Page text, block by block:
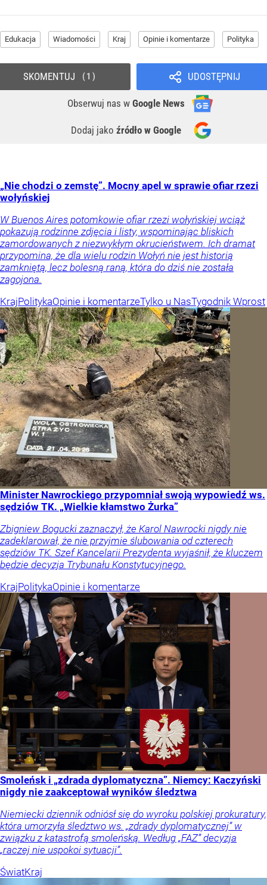
Edukacja Wiadomości Kraj Opinie i komentarze Polityka
UDOSTĘPNIJ
Obserwuj nas w Google News
Dodaj jako źródło w Google
SKOMENTUJ 1
„Nie chodzi o zemstę”. Mocny apel w sprawie ofiar rzezi
wołyńskiej
W Buenos Aires potomkowie ofiar rzezi wołyńskiej wciąż
pokazują rodzinne zdjęcia i listy, wspominając bliskich
zamordowanych z niezwykłym okrucieństwem. Ich dramat
przypomina, że dla wielu rodzin Wołyń nie jest historią
zamkniętą, lecz bolesną raną, która do dziś nie została
zagojona.
KrajPolitykaOpinie i komentarzeTylko u NasTygodnik Wprost
Minister Nawrockiego przypomniał swoją wypowiedź ws.
sędziów TK. „Wielkie kłamstwo Żurka”
Zbigniew Bogucki zaznaczył, że Karol Nawrocki nigdy nie
zadeklarował, że nie przyjmie ślubowania od czterech
sędziów TK. Szef Kancelarii Prezydenta wyjaśnił, że kluczem
będzie decyzja Trybunału Konstytucyjnego.
KrajPolitykaOpinie i komentarze
Smoleńsk i „zdrada dyplomatyczna”. Niemcy: Kaczyński
nigdy nie zaakceptował wyników śledztwa
Niemiecki dziennik odniósł się do wyroku polskiej prokuratury,
która umorzyła śledztwo ws. „zdrady dyplomatycznej” w
związku z katastrofą smoleńską. Według „FAZ” decyzja
„raczej nie uspokoi sytuacji”.
ŚwiatKraj